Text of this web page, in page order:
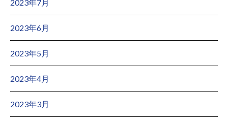
2023年7月
2023年6月
2023年5月
2023年4月
2023年3月